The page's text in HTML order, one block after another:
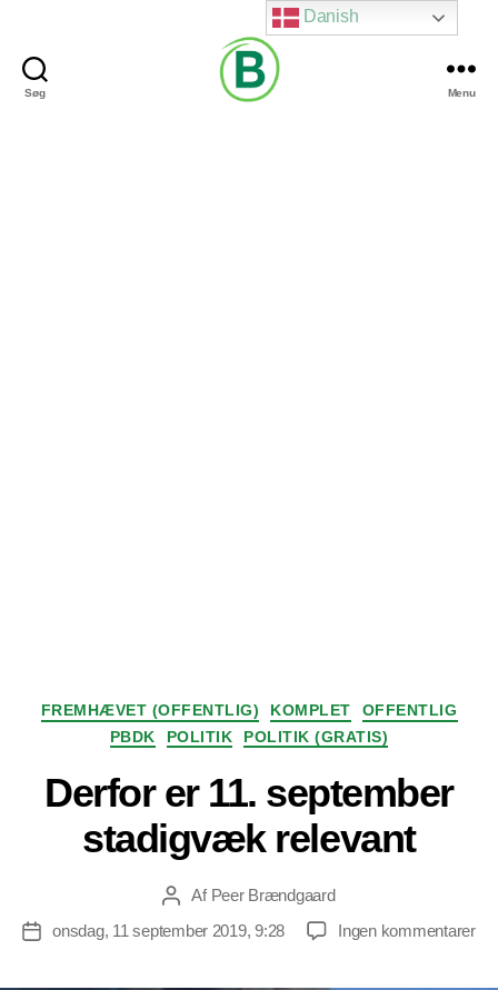
Søg Menu
Kategorier
FREMHÆVET (OFFENTLIG) KOMPLET
OFFENTLIG
PBDK
POLITIK POLITIK (GRATIS)
Derfor er 11. september
stadigvæk relevant
Indlægsforfatter
Af Peer Brændgaard
Indlægsdato
onsdag, 11 september 2019, 9:28 Ingen kommentarertil
Danish